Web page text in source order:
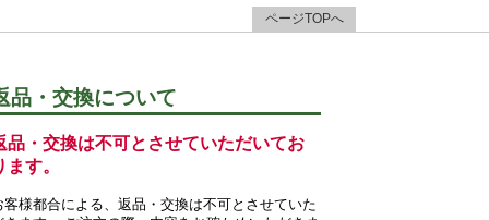
ページTOPへ